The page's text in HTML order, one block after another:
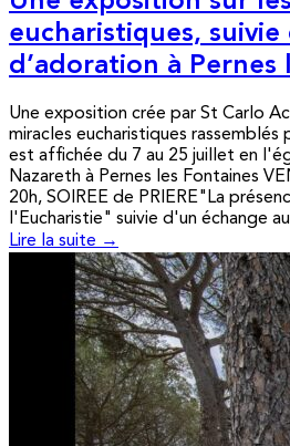
eucharistiques, suivie
d’adoration à Pernes
Une exposition crée par St Carlo
miracles eucharistiques rassemblés
est affichée du 7 au 25 juillet en
Nazareth à Pernes les Fontaines
20h, SOIREE de PRIERE"La
l'Eucharistie" suivie d'un échange
Lire la suite →